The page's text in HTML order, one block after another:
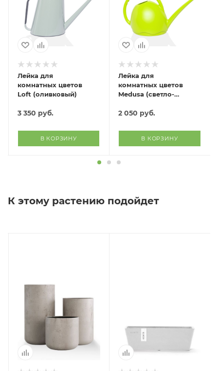
Лейка для
комнатных цветов
Loft (оливковый)
3 350 руб.
В КОРЗИНУ
Лейка для
комнатных цветов
Medusa (светло-
2 050 руб.
В КОРЗИНУ
К этому растению подойдет